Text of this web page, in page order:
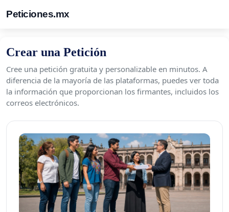
Peticiones.mx
Crear una Petición
Cree una petición gratuita y personalizable en minutos. A
diferencia de la mayoría de las plataformas, puedes ver toda
la información que proporcionan los firmantes, incluidos los
correos electrónicos.